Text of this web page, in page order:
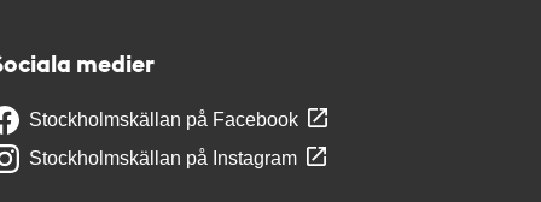
medier
Stockholmskällan på Facebook
Stockholmskällan på Instagram